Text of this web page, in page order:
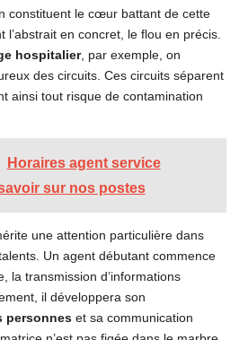
constituent le cœur battant de cette
l’abstrait en concret, le flou en précis.
hospitalier, par exemple, on
des circuits. Ces circuits séparent
ainsi tout risque de contamination
Horaires agent service
sur nos postes
une attention particulière dans
Un agent débutant commence
la transmission d’informations
il développera son
personnes et sa communication